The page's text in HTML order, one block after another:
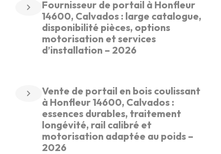
Fournisseur de portail à Honfleur
14600, Calvados : large catalogue,
disponibilité pièces, options
motorisation et services
d’installation – 2026
Vente de portail en bois coulissant
à Honfleur 14600, Calvados :
essences durables, traitement
longévité, rail calibré et
motorisation adaptée au poids –
2026